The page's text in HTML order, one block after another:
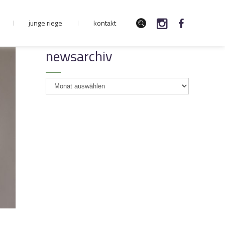
junge riege kontakt
newsarchiv
newsarchiv